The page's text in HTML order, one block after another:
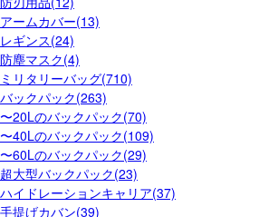
アームカバー(13)
レギンス(24)
防塵マスク(4)
ミリタリーバッグ(710)
バックパック(263)
〜20Lのバックパック(70)
〜40Lのバックパック(109)
〜60Lのバックパック(29)
超大型バックパック(23)
ハイドレーションキャリア(37)
手提げカバン(39)